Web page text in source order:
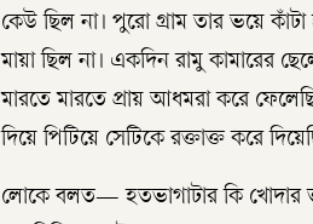
কেউ ছিল না। পুরো গ্রাম তার ভয়ে
মায়া ছিল না। একদিন রামু কামারের
মারতে মারতে প্রায় আধমরা করে
দিয়ে পিটিয়ে সেটিকে রক্তাক্ত করে
লোকে বলত— হতভাগাটার কি খোদার